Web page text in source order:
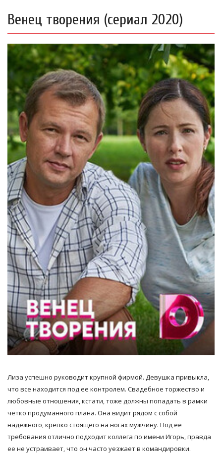
Венец творения (сериал 2020)
Лиза успешно руководит крупной фирмой. Девушка привыкла,
что все находится под ее контролем. Свадебное торжество и
любовные отношения, кстати, тоже должны попадать в рамки
четко продуманного плана. Она видит рядом с собой
надежного, крепко стоящего на ногах мужчину. Под ее
требования отлично подходит коллега по имени Игорь, правда
ее не устраивает, что он часто уезжает в командировки.